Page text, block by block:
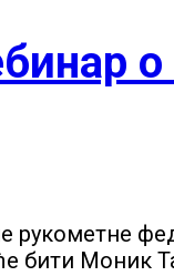
бити Моник